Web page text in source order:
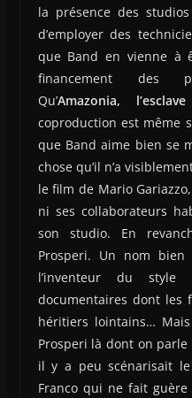
la présence des
d’employer des
que Band en vienne à
financement des
Qu’Amazonia,
coproduction est même
que Band aime bien se
chose qu’il n’a
le film de Mario
ni ses collaborateurs
son studio. En
Prosperi. Un nom
l’inventeur du
documentaires dont les
héritiers lointains…
Prosperi là dont on
il y a peu scénarisait le
Franco qui ne fait